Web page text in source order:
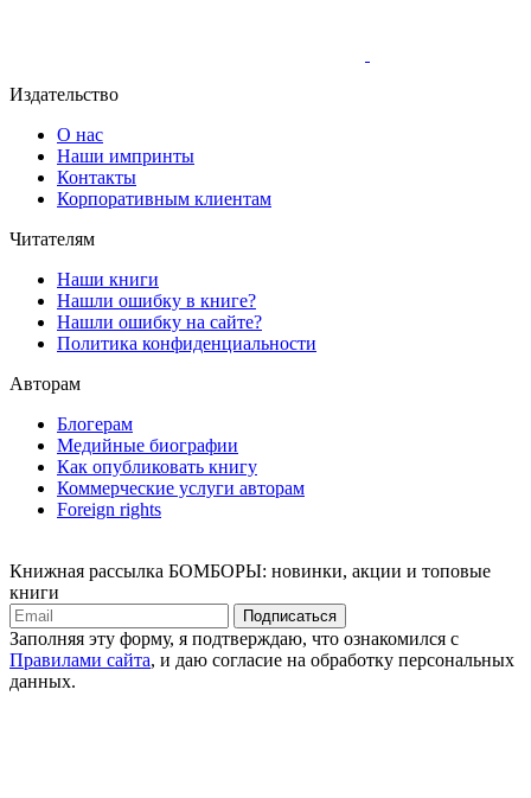
Издательство
О нас
Наши импринты
Контакты
Корпоративным клиентам
Читателям
Наши книги
Нашли ошибку в книге?
Нашли ошибку на сайте?
Политика конфиденциальности
Авторам
Блогерам
Медийные биографии
Как опубликовать книгу
Коммерческие услуги авторам
Foreign rights
Книжная рассылка БОМБОРЫ: новинки, акции и топовые
книги
Подписаться
Заполняя эту форму, я подтверждаю, что ознакомился с
Правилами сайта, и даю согласие на обработку персональных
данных.